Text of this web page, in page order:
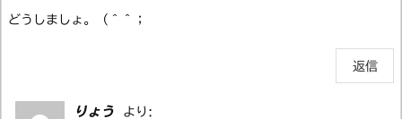
どうしましょ。（＾＾；
返信
りょう より: